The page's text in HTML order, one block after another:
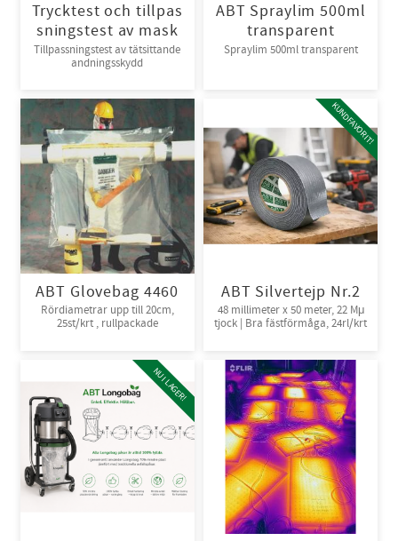
Trycktest och tillpas
sningstest av mask
Tillpassningstest av tätsittande
andningsskydd
ABT Spraylim 500ml
transparent
Spraylim 500ml transparent
ABT Glovebag 4460
Rördiametrar upp till 20cm,
25st/krt , rullpackade
ABT Silvertejp Nr.2
48 millimeter x 50 meter, 22 Mμ
tjock | Bra fästförmåga, 24rl/krt
KUNDFAVORIT!
NU I LAGER!